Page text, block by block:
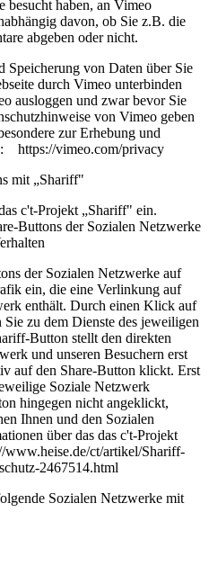
besucht haben, an Vimeo
davon, ob Sie z.B. die
abgeben oder nicht.
Speicherung von Daten über Sie
durch Vimeo unterbinden
ausloggen und zwar bevor Sie
von Vimeo geben
zur Erhebung und
https://vimeo.com/privacy
mit „Shariff"
c't-Projekt „Shariff" ein.
Buttons der Sozialen Netzwerke
der Sozialen Netzwerke auf
ein, die eine Verlinkung auf
enthält. Durch einen Klick auf
zu dem Dienste des jeweiligen
Button stellt den direkten
und unseren Besuchern erst
auf den Share-Button klickt. Erst
Soziale Netzwerk
hingegen nicht angeklickt,
Ihnen und den Sozialen
über das das c't-Projekt
ct/artikel/Shariff-
2467514.html
Sozialen Netzwerke mit